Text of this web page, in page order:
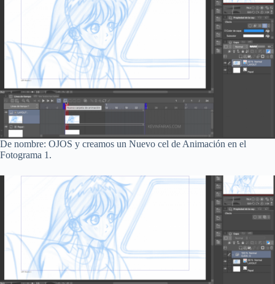
De nombre: OJOS y creamos un Nuevo cel de Animación en el
Fotograma 1.